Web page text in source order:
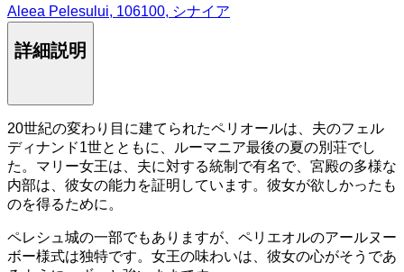
Aleea Pelesului, 106100, シナイア
詳細説明
20世紀の変わり目に建てられたペリオールは、夫のフェル
ディナンド1世とともに、ルーマニア最後の夏の別荘でし
た。マリー女王は、夫に対する統制で有名で、宮殿の多様な
内部は、彼女の能力を証明しています。彼女が欲しかったも
のを得るために。
ペレシュ城の一部でもありますが、ペリエオルのアールヌー
ボー様式は独特です。女王の味わいは、彼女の心がそうであ